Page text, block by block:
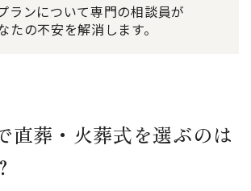
ランについて専門の相談員が
たの不安を解消します。
直葬・火葬式を選ぶのは